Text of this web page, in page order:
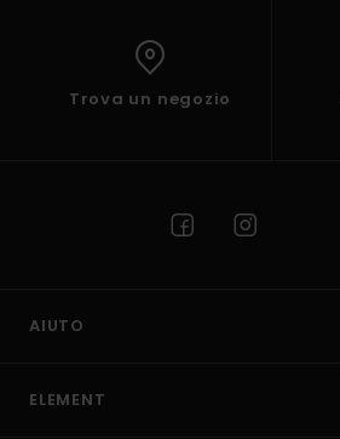
Trova un negozio
AIUTO
ELEMENT